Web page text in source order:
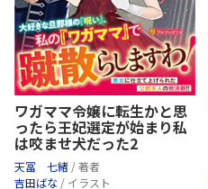
ワガママ令嬢に転生かと思
ったら王妃選定が始まり私
は咬ませ犬だった2
天冨 七緒 / 著者
吉田ばな / イラスト